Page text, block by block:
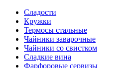
Сладости
Кружки
Термосы стальные
Чайники заварочные
Чайники со свистком
Сладкие вина
Фарфоровые сервизы